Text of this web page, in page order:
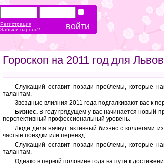
Гороскоп на 2011 год для Львов
Служащий оставит позади проблемы, которые
талантам.
Звездные влияния 2011 года подталкивают вас к
Бизнес. В году грядущем у вас начинается новый
перспективный профессиональный уровень.
Люди дела начнут активный бизнес с коллегами
частые поездки или переезд.
Служащий оставит позади проблемы, которые
талантам.
Однако в первой половине года на пути к
Регистрация
Забыли пароль?